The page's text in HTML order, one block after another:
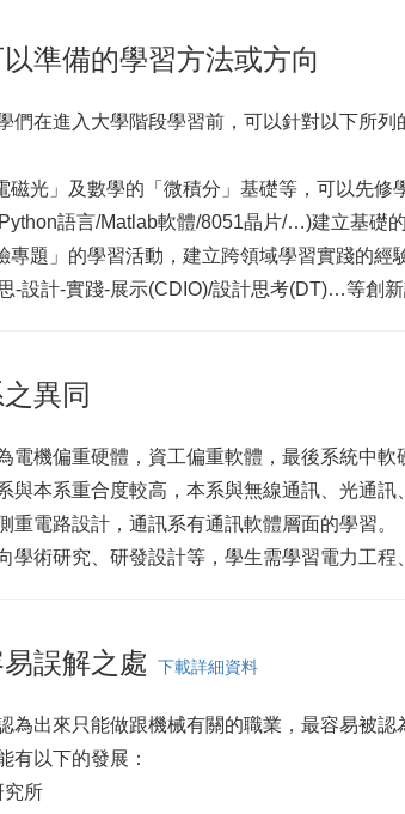
準備的學習方法或方向
們在進入大學階段學習前，可以針對以下所
磁光」及數學的「微積分」基礎等，可以先修
語言/Matlab軟體/8051晶片/…)建立基礎的
專題」的學習活動，建立跨領域學習實踐的經
-設計-實踐-展示(CDIO)/設計思考(DT)…等創新
異同
機偏重硬體，資工偏重軟體，最後系統中軟
與本系重合度較高，本系與無線通訊、光通
重電路設計，通訊系有通訊軟體層面的學習。
術研究、研發設計等，學生需學習電力工程
誤解之處 下載詳細資料
為出來只能做跟機械有關的職業，最容易被
有以下的發展：
究所